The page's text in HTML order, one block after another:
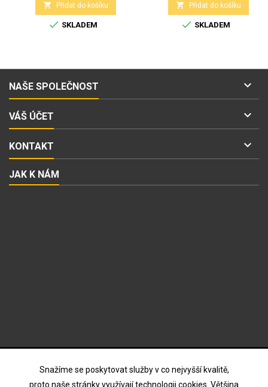
Snažíme se poskytovat služby v co nejvyšší kvalitě,
proto naše stránky využívají technologii cookies. Většina
 Přidat do košíku
 SKLADEM
 Přidat do košíku
 SKLADEM
NAŠE SPOLEČNOST 
VÁŠ ÚČET 
KONTAKT 
JAK K NÁM